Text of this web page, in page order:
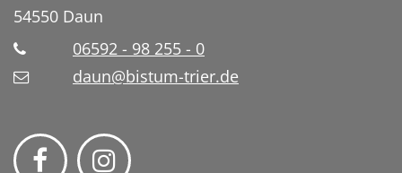
54550 Daun
06592 - 98 255 - 0
daun@bistum-trier.de